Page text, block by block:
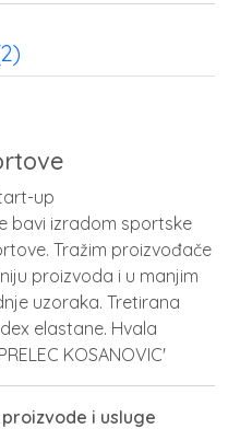
up
bavi izradom sportske
Tražim proizvođače
proizvoda i u manjim
uzoraka. Tretirana
elastane. Hvala
KOSANOVIC'
i usluge